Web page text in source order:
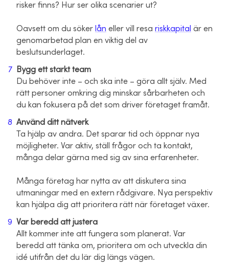
risker finns? Hur ser olika scenarier ut?
Oavsett om du söker lån eller vill resa riskkapital är en
genomarbetad plan en viktig del av
beslutsunderlaget.
Bygg ett starkt team
Du behöver inte – och ska inte – göra allt själv. Med
rätt personer omkring dig minskar sårbarheten och
du kan fokusera på det som driver företaget framåt.
Använd ditt nätverk
Ta hjälp av andra. Det sparar tid och öppnar nya
möjligheter. Var aktiv, ställ frågor och ta kontakt,
många delar gärna med sig av sina erfarenheter.
Många företag har nytta av att diskutera sina
utmaningar med en extern rådgivare. Nya perspektiv
kan hjälpa dig att prioritera rätt när företaget växer.
Var beredd att justera
Allt kommer inte att fungera som planerat. Var
beredd att tänka om, prioritera om och utveckla din
idé utifrån det du lär dig längs vägen.